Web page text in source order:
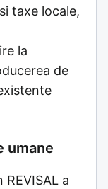
taxe locale,
la
de
umane
a